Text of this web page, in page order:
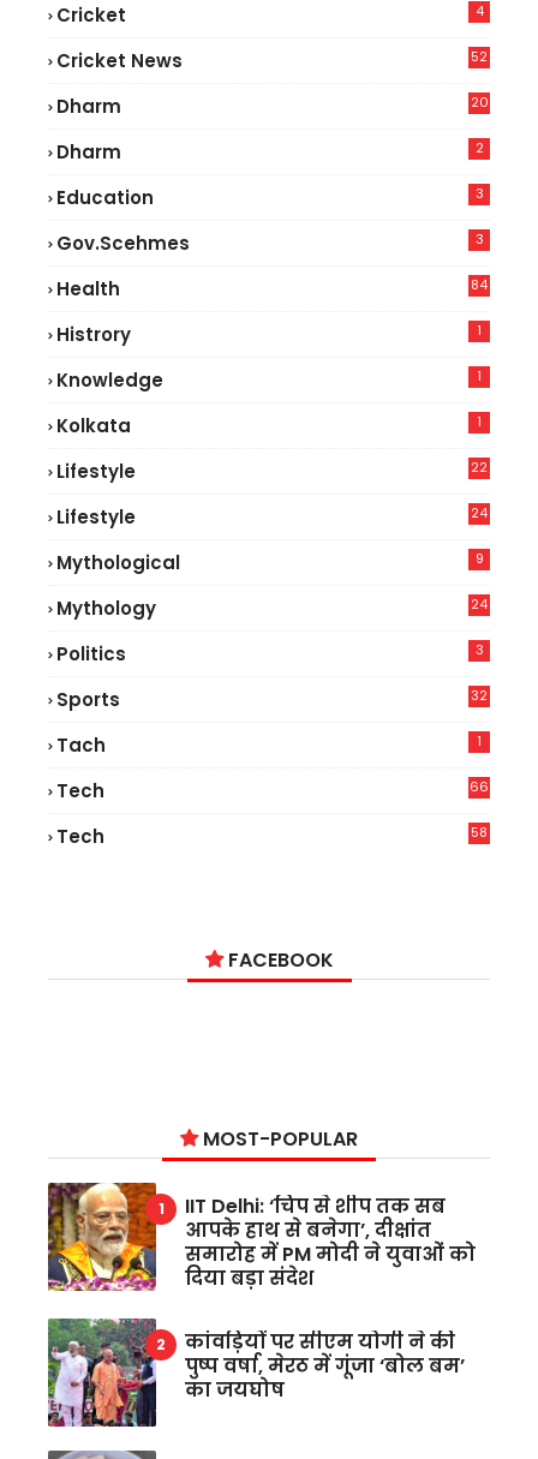
Cricket 4
Cricket News
52
Dharm 20
Dharm 2
Education 3
Gov.scehmes 3
Health
84
Histrory 1
Knowledge 1
Kolkata 1
Lifestyle
22
Lifestyle
24
Mythological 9
Mythology 24
Politics 3
Sports 32
Tach 1
Tech
66
Tech
58
FACEBOOK
MOST-POPULAR
IIT Delhi: ‘चिप से शीप तक सब
आपके हाथ से बनेगा’, दीक्षांत
समारोह में PM मोदी ने युवाओं को
दिया बड़ा संदेश
कांवड़ियों पर सीएम योगी ने की
पुष्प वर्षा, मेरठ में गूंजा ‘बोल बम’
का जयघोष